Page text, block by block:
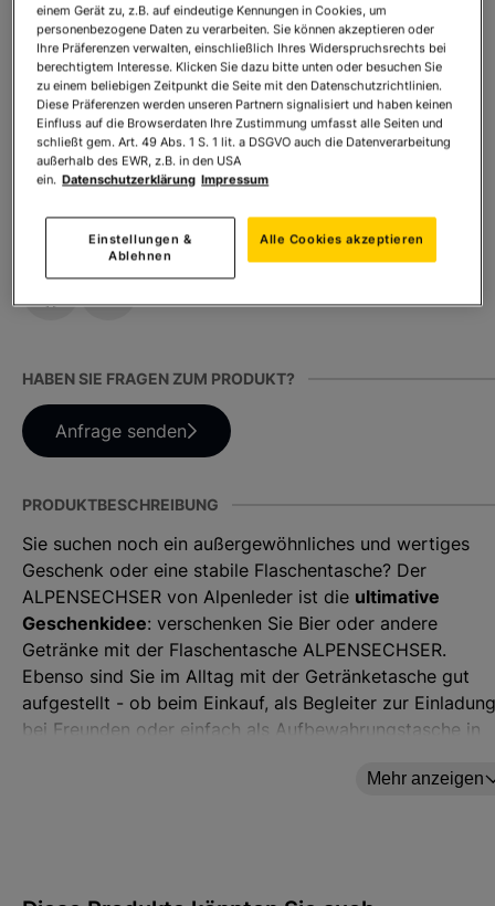
Ihr Preis:99,00 €*
* inkl. MwSt. zzgl.Versandkosten
Anzahl: In den Warenkorb
TEILEN SIE DIESES PRODUKT
HABEN SIE FRAGEN ZUM PRODUKT?
Anfrage senden
PRODUKTBESCHREIBUNG
Sie suchen noch ein außergewöhnliches und wertiges
Geschenk oder eine stabile Flaschentasche? Der
ALPENSECHSER von Alpenleder ist die ultimative
Geschenkidee: verschenken Sie Bier oder andere
Getränke mit der Flaschentasche ALPENSECHSER.
Ebenso sind Sie im Alltag mit der Getränketasche gut
aufgestellt - ob beim Einkauf, als Begleiter zur Einladung
bei Freunden oder einfach als Aufbewahrungstasche in
Mehr anzeigen
einem Gerät zu, z.B. auf eindeutige Kennungen in Cookies, um
personenbezogene Daten zu verarbeiten. Sie können akzeptieren oder
Ihre Präferenzen verwalten, einschließlich Ihres Widerspruchsrechts bei
berechtigtem Interesse. Klicken Sie dazu bitte unten oder besuchen Sie
zu einem beliebigen Zeitpunkt die Seite mit den Datenschutzrichtlinien.
Diese Präferenzen werden unseren Partnern signalisiert und haben keinen
Einfluss auf die Browserdaten Ihre Zustimmung umfasst alle Seiten und
schließt gem. Art. 49 Abs. 1 S. 1 lit. a DSGVO auch die Datenverarbeitung
außerhalb des EWR, z.B. in den USA
ein. Datenschutzerklärung Impressum
Einstellungen &
Ablehnen
Alle Cookies akzeptieren